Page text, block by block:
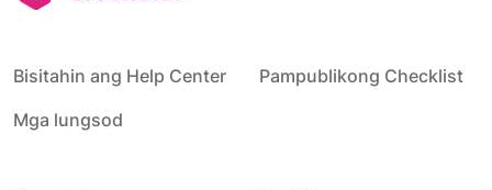
Bisitahin ang Help Center
Pampublikong Checklist
Mga lungsod